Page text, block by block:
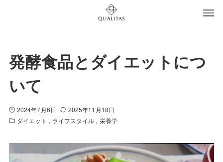
発酵食品とダイエットにつ
いて
2024年7月6日
2025年11月18日
ダイエット
ライフスタイル 栄養学